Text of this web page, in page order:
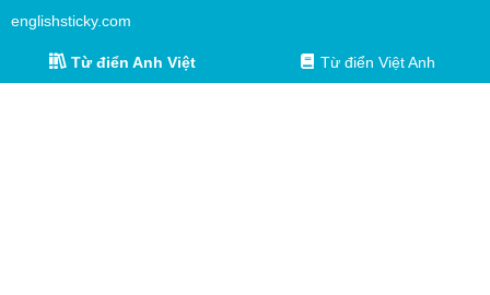
englishsticky.com
Từ điển Anh Việt Từ điển Việt Anh